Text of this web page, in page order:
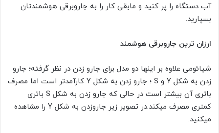
آب دستگاه را پر کنید و مابقی کار را به جاروبرقی هوشمندتان
بسپارید.
ارزان ترین جاروبرقی هوشمند
شیائومی علاوه بر اینها دو مدل برای جارو زدن در نظر گرفته؛ جارو
زدن به شکل Y و S ؛ جارو زدن به شکل Y کارآمدتر است اما مصرف
باتری آن بیشتر است در حالی که جارو زدن به شکل S باتری
کمتری مصرف میکند.در تصویر زیر جاروزدن به شکل Y را مشاهده
میکنید.